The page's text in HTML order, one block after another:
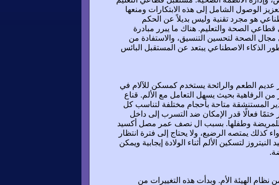
الوصول الشامل إلى هذه الابتكارات ومنعها
هو مجرد تقنية وليس بديلاً عن الحكم
الصحة والتعليم. هناك ما يبرر مبادرة
مجال الصحة لتحسين التنسيق، والاستفادة من
الذكاء الاصطناعي يبتعد عن المستقبل البائس
عديم الطعم والرائحة يستخدم كمسكن للآلام في
الرفاهية بحيث يسهل التعامل مع الألم. قناع
المستنشقة متاحة بأحجام مختلفة لتناسب كل
فعالًا قدر الإمكان ضد التسرب إلى داخل
ما للمريضة وطفلها. بسبب ال نصف عمر مصل أكسيد
كذلك يمتصه الرضيع، ولا يحتاج إلى فترة انتظار
لتسكين الألم أثناء الولادة إيجابية ويمكن
نظام الهيئة الأم. وبدأت هذه التغييرات من